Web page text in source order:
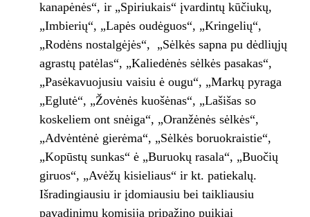
kanapėnės“, ir „Spiriukais“ įvardintų kūčiukų,
„Imbierių“, „Lapės oudėguos“, „Kringelių“,
„Rodėns nostalgėjės“, „Sėlkės sapna pu dėdliųjų
agrastų patėlas“, „Kaliedėnės sėlkės pasakas“,
„Pasėkavuojusiu vaisiu ė ougu“, „Markų pyraga
„Eglutė“, „Žovėnės kuošėnas“, „Lašišas so
koskeliem ont snėiga“, „Oranžėnės sėlkės“,
„Advėntėnė gierėma“, „Sėlkės boruokraistie“,
„Kopūstų sunkas“ ė „Buruokų rasala“, „Buočių
giruos“, „Avėžų kisieliaus“ ir kt. patiekalų.
Išradingiausiu ir įdomiausiu bei taikliausiu
pavadinimu komisija pripažino puikiai